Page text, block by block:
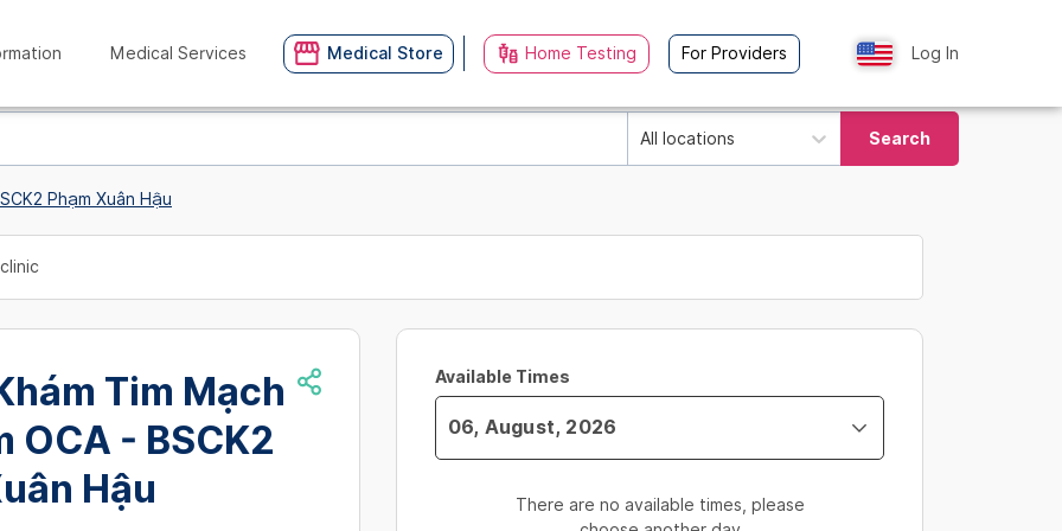
Medical Services Medical Store Home Testing For Providers Log In
All locations Search
Phạm Xuân Hậu
Tim Mạch
OCA - BSCK2
Hậu
Available Times
Navigate
There are no available times, please